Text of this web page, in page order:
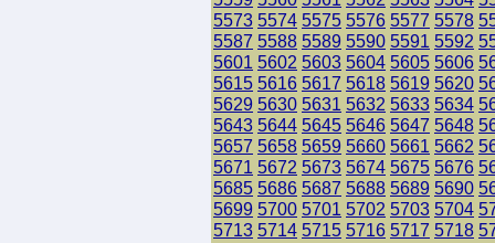
5573 5574 5575 5576 5577 5578
5587 5588 5589 5590 5591 5592
5601 5602 5603 5604 5605 5606
5615 5616 5617 5618 5619 5620
5629 5630 5631 5632 5633 5634
5643 5644 5645 5646 5647 5648
5657 5658 5659 5660 5661 5662
5671 5672 5673 5674 5675 5676
5685 5686 5687 5688 5689 5690
5699 5700 5701 5702 5703 5704
5713 5714 5715 5716 5717 5718